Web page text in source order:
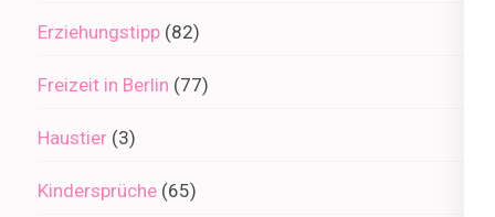
Erziehungstipp (82)
Freizeit in Berlin (77)
Haustier (3)
Kindersprüche (65)